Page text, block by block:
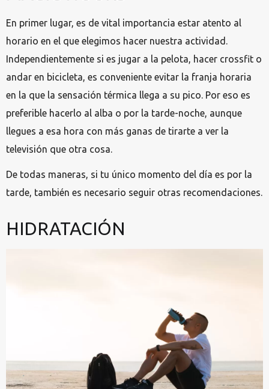
En primer lugar, es de vital importancia estar atento al
horario en el que elegimos hacer nuestra actividad.
Independientemente si es jugar a la pelota, hacer crossfit o
andar en bicicleta, es conveniente evitar la franja horaria
en la que la sensación térmica llega a su pico. Por eso es
preferible hacerlo al alba o por la tarde-noche, aunque
llegues a esa hora con más ganas de tirarte a ver la
televisión que otra cosa.
De todas maneras, si tu único momento del día es por la
tarde, también es necesario seguir otras recomendaciones.
HIDRATACIÓN